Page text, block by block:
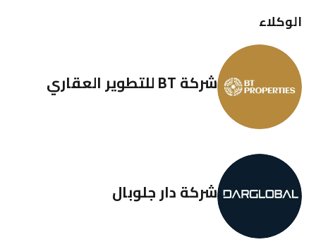
الوكلاء
شركة BT للتطوير العقاري
شركة دار جلوبال